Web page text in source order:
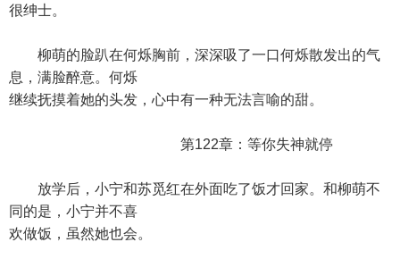
很绅士。
柳萌的脸趴在何烁胸前，深深吸了一口何烁散发出的气
息，满脸醉意。何烁
继续抚摸着她的头发，心中有一种无法言喻的甜。
第122章：等你失神就停
放学后，小宁和苏觅红在外面吃了饭才回家。和柳萌不
同的是，小宁并不喜
欢做饭，虽然她也会。